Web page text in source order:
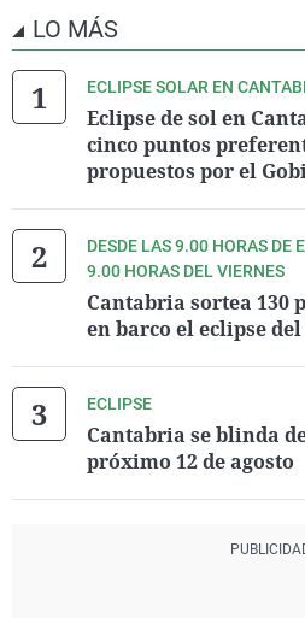
LO MÁS
ECLIPSE SOLAR EN
Eclipse de sol en
cinco puntos
propuestos por el
DESDE LAS 9.00 HORAS DE
9.00 HORAS DEL VIERNES
Cantabria sortea 130
en barco el eclipse del
ECLIPSE
Cantabria se blinda
próximo 12 de agosto